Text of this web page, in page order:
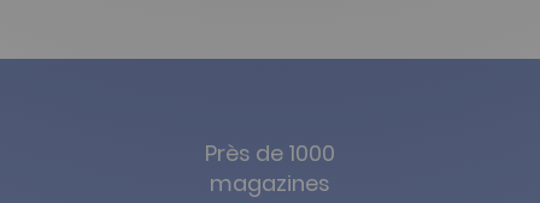
Près de 1000
magazines